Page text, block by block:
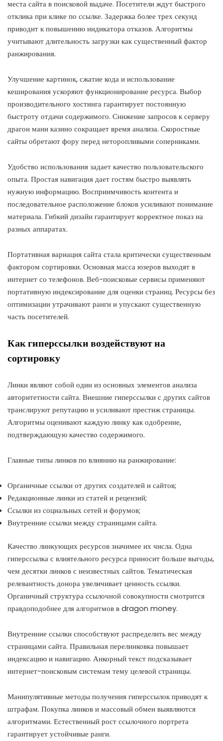
места сайта в поисковой выдаче. Посетители ждут быстрого
отклика при клике по ссылке. Задержка более трех секунд
приводит к повышению индикатора отказов. Алгоритмы
учитывают длительность загрузки как существенный фактор
ранжирования.
Улучшение картинок, сжатие кода и использование
кеширования ускоряют функционирование ресурса. Выбор
производительного хостинга гарантирует постоянную
быстроту отдачи содержимого. Снижение запросов к серверу
драгон мани казино сокращает время анализа. Скоростные
сайты обретают фору перед неторопливыми соперниками.
Удобство использования задает качество пользовательского
опыта. Простая навигация дает гостям быстро выявлять
нужную информацию. Восприимчивость контента и
последовательное расположение блоков усиливают понимание
материала. Гибкий дизайн гарантирует корректное показ на
разных аппаратах.
Портативная вариация сайта стала критически существенным
фактором сортировки. Основная масса юзеров выходят в
интернет со телефонов. Веб-поисковые сервисы применяют
портативную индексирование для оценки страниц. Ресурсы без
оптимизации утрачивают ранги и упускают существенную
часть посетителей.
Как гиперссылки воздействуют на
сортировку
Линки являют собой один из основных элементов анализа
авторитетности сайта. Внешние гиперссылки с других сайтов
транслируют репутацию и усиливают престиж страницы.
Алгоритмы оценивают каждую линку как одобрение,
подтверждающую качество содержимого.
Главные типы линков по влиянию на ранжирование:
Органичные ссылки от других создателей и сайтов;
Редакционные линки из статей и рецензий;
Ссылки из социальных сетей и форумов;
Внутренние ссылки между страницами сайта.
Качество линкующих ресурсов значимее их числа. Одна
гиперссылка с влиятельного ресурса приносит больше выгоды,
чем десятки линков с неизвестных сайтов. Тематическая
релевантность донора увеличивает ценность ссылки.
Органичный структура ссылочной совокупности смотрится
правдоподобнее для алгоритмов в dragon money.
Внутренние ссылки способствуют распределить вес между
страницами сайта. Правильная перелинковка повышает
индексацию и навигацию. Анкорный текст подсказывает
интернет-поисковым системам тему целевой страницы.
Манипулятивные методы получения гиперссылок приводят к
штрафам. Покупка линков и массовый обмен выявляются
алгоритмами. Естественный рост ссылочного портрета
гарантирует устойчивые ранги.